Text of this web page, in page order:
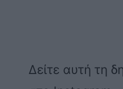
Δείτε αυτή τη